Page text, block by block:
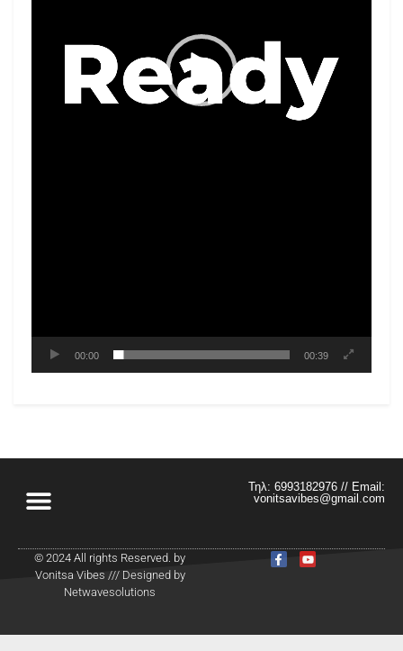
00:00 00:39
Τηλ: 6993182976 // Email:
vonitsavibes@gmail.com
© 2024 All rights Reserved. by
Vonitsa Vibes /// Designed by
Netwavesolutions